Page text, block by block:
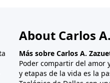
About Carlos
Más sobre Carlos A.
Poder compartir del amor
y etapas de la vida es la